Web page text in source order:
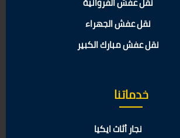
نقل عفش الجهراء
نقل عفش مبارك الكبير
خدماتنا
نجار أثاث ايكيا